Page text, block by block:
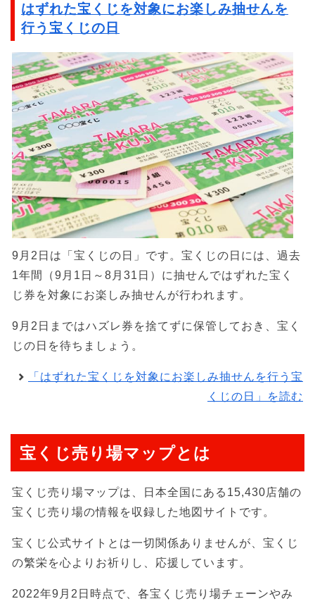
はずれた宝くじを対象にお楽しみ抽せんを
行う宝くじの日
9月2日は「宝くじの日」です。宝くじの日には、過去
1年間（9月1日～8月31日）に抽せんではずれた宝く
じ券を対象にお楽しみ抽せんが行われます。
9月2日まではハズレ券を捨てずに保管しておき、宝く
じの日を待ちましょう。
「はずれた宝くじを対象にお楽しみ抽せんを行う宝
くじの日」を読む
宝くじ売り場マップとは
宝くじ売り場マップは、日本全国にある15,430店舗の
宝くじ売り場の情報を収録した地図サイトです。
宝くじ公式サイトとは一切関係ありませんが、宝くじ
の繁栄を心よりお祈りし、応援しています。
2022年9月2日時点で、各宝くじ売り場チェーンやみ